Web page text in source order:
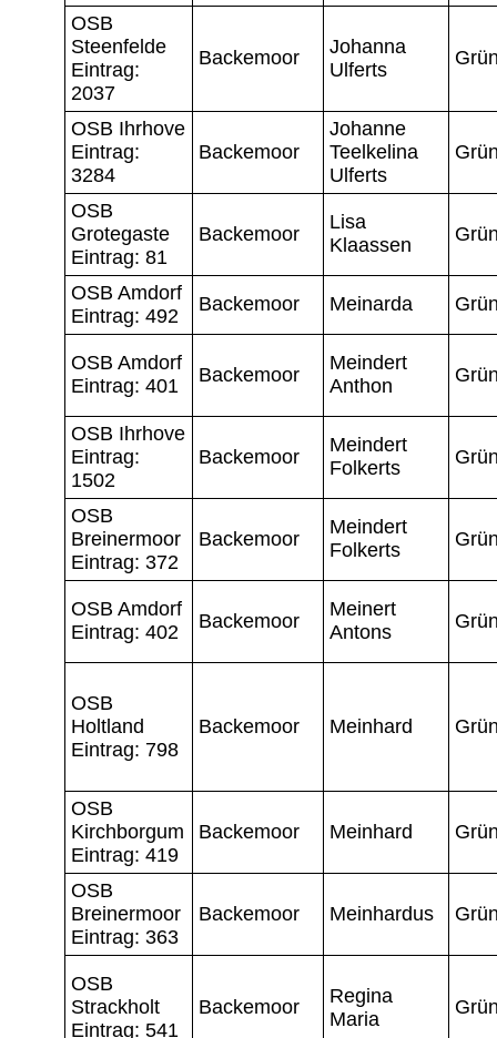
OSB
Steenfelde
Eintrag:
2037
Backemoor
Johanna
Ulferts
OSB Ihrhove
Eintrag:
3284
Backemoor
Johanne
Teelkelina
Ulferts
OSB
Grotegaste
Eintrag: 81
Backemoor
Lisa
Klaassen
OSB Amdorf
Eintrag: 492
Backemoor Meinarda
OSB Amdorf
Eintrag: 401
Backemoor
Meindert
Anthon
OSB Ihrhove
Eintrag:
1502
Backemoor
Meindert
Folkerts
OSB
Breinermoor
Eintrag: 372
Backemoor
Meindert
Folkerts
OSB Amdorf
Eintrag: 402
Backemoor
Meinert
Antons
OSB
Holtland
Eintrag: 798
Backemoor Meinhard
OSB
Kirchborgum
Eintrag: 419
Backemoor Meinhard
OSB
Breinermoor
Eintrag: 363
Backemoor Meinhardus
OSB
Strackholt
Eintrag: 541
Backemoor
Regina
Maria